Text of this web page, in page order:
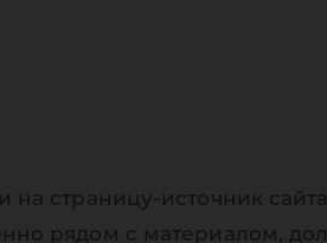
страницу-источник сайта
рядом с материалом,